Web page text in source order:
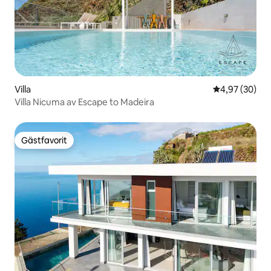
Villa 4,97 av 5 i
4,97 (30)
Villa Nicuma av Escape to Madeira
Gästfavorit
Gästfavorit